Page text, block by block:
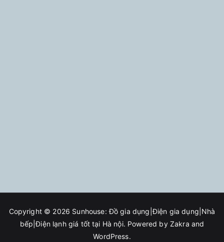
Copyright © 2026 Sunhouse: Đồ gia dụng|Điện gia dụng|Nhà
bếp|Điện lạnh giá tốt tại Hà nội. Powered by Zakra and
WordPress.